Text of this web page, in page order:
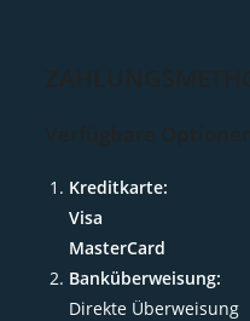
Kreditkarte:
Visa
MasterCard
Banküberweisung:
Direkte Überweisung